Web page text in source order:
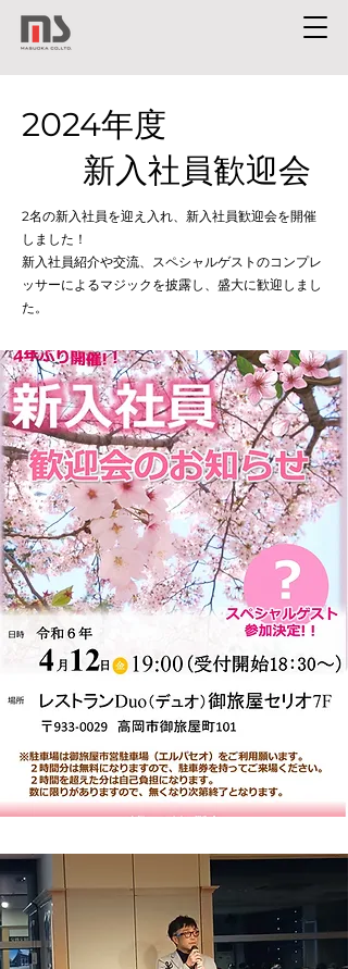
​2024年度
新入社員歓迎会
2名の新入社員を迎え入れ、新入社員歓迎会を開催
しました！
新入社員紹介や交流、スペシャルゲストのコンプレ
ッサーによるマジックを披露し、盛大に歓迎しまし
た。